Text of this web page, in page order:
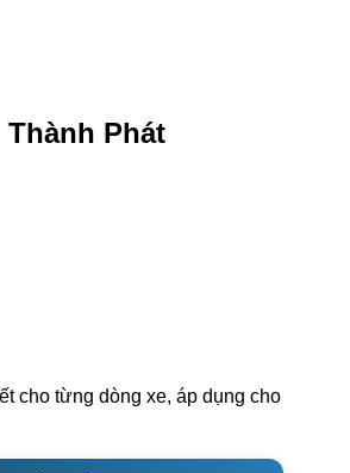
Thành Phát
cho từng dòng xe, áp dụng cho